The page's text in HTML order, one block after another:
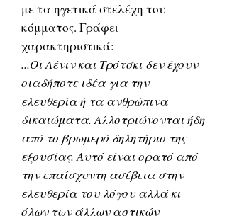
με τα ηγετικά στελέχη του
κόμματος. Γράφει
χαρακτηριστικά:
...Οι Λένιν και Tρότσκι δεν έχουν
οιαδήποτε ιδέα για την
ελευθερία ή τα ανθρώπινα
δικαιώματα. Αλλοτριώνονται ήδη
από το βρωμερό δηλητήριο της
εξουσίας. Αυτό είναι ορατό από
την επαίσχυντη ασέβεια στην
ελευθερία του λόγου αλλά κι
όλων των άλλων αστικών